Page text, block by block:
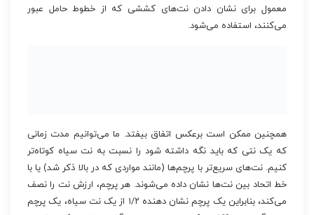
معمول برای نشان دادن نت‌های کششی که از خطوط حامل عبور
می‌کنند، استفاده می‌شود.
همچنین ممکن است برعکس اتفاق بیفتد. ما می‌توانیم مدت زمانی
که یک نتی که باید نگه داشته شود را نسبت به نت سیاه کوتاه‌تر
کنیم. نت‌های سریع‌تر با پرچم‌ها (مانند مواردی که در بالا ذکر شد) یا با
خط اتحاد بین نت‌ها نشان داده می‌شوند. هر پرچم، ارزش نت را نصف
می‌کند، بنابراین یک پرچم نشان دهنده ۱/۲ از یک نت سیاه، یک پرچم